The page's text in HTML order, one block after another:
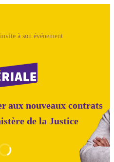
à son événement
aux nouveaux contrats
de la Justice